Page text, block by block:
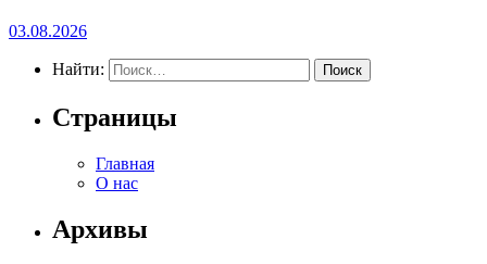
03.08.2026
Найти:
Страницы
Главная
О нас
Архивы